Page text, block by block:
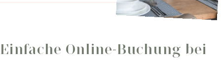
Einfache Online-Buchung bei